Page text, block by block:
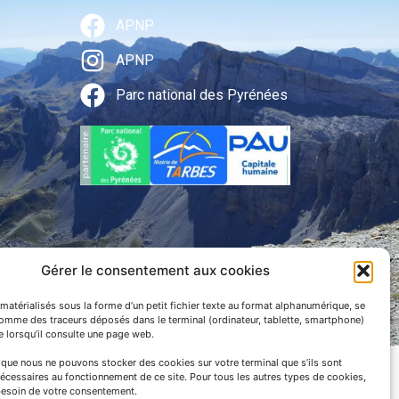
Gérer le consentement aux cookies
sous la forme d’un petit fichier texte au format alphanumérique, se
des traceurs déposés dans le terminal (ordinateur, tablette, smartphone)
lorsqu’il consulte une page web.
nous ne pouvons stocker des cookies sur votre terminal que s’ils sont
au fonctionnement de ce site. Pour tous les autres types de cookies,
de votre consentement.
APNP
APNP
Parc national des Pyrénées